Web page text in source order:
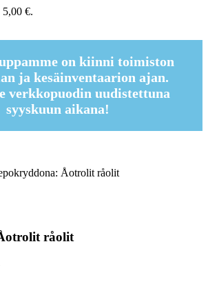
5,00 €.
on kiinni toimiston
ja kesäinventaarion ajan.
verkkopuodin uudistettuna
syyskuun aikana!
Åotrolit råolit
råolit